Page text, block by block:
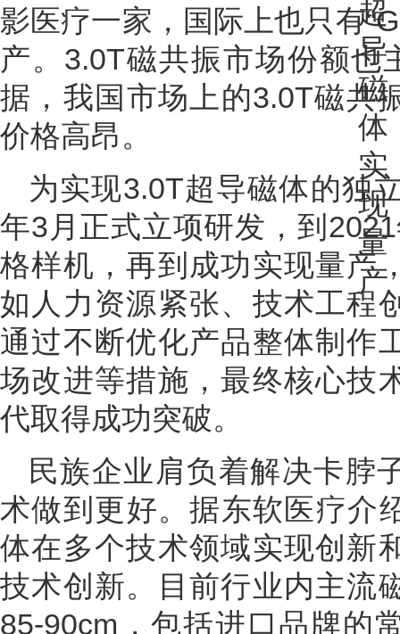
影医疗一家，国际上也只有
产。3.0T磁共振市场份额也
据，我国市场上的3.0T磁共
价格高昂。
为实现3.0T超导磁体的独
年3月正式立项研发，到
格样机，再到成功实现量产
如人力资源紧张、技术工程
通过不断优化产品整体制作
场改进等措施，最终核心技
代取得成功突破。
民族企业肩负着解决卡脖
术做到更好。据东软医疗介
体在多个技术领域实现创新
技术创新。目前行业内主流
85-90cm，包括进口品牌的